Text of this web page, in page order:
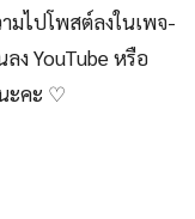
ไปโพสต์ลงในเพจ-
ง YouTube หรือ
ะคะ ♡